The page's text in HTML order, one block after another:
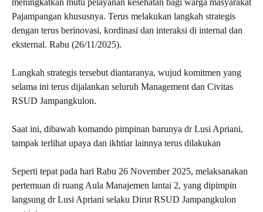
meningkatkan mutu pelayanan kesehatan bagi warga masyarakat
Pajampangan khususnya. Terus melakukan langkah strategis
dengan terus berinovasi, kordinasi dan interaksi di internal dan
eksternal. Rabu (26/11/2025).
Langkah strategis tersebut diantaranya, wujud komitmen yang
selama ini terus dijalankan seluruh Management dan Civitas
RSUD Jampangkulon.
Saat ini, dibawah komando pimpinan barunya dr Lusi Apriani,
tampak terlihat upaya dan ikhtiar lainnya terus dilakukan
Seperti tepat pada hari Rabu 26 November 2025, melaksanakan
pertemuan di ruang Aula Manajemen lantai 2, yang dipimpin
langsung dr Lusi Apriani selaku Dirut RSUD Jampangkulon